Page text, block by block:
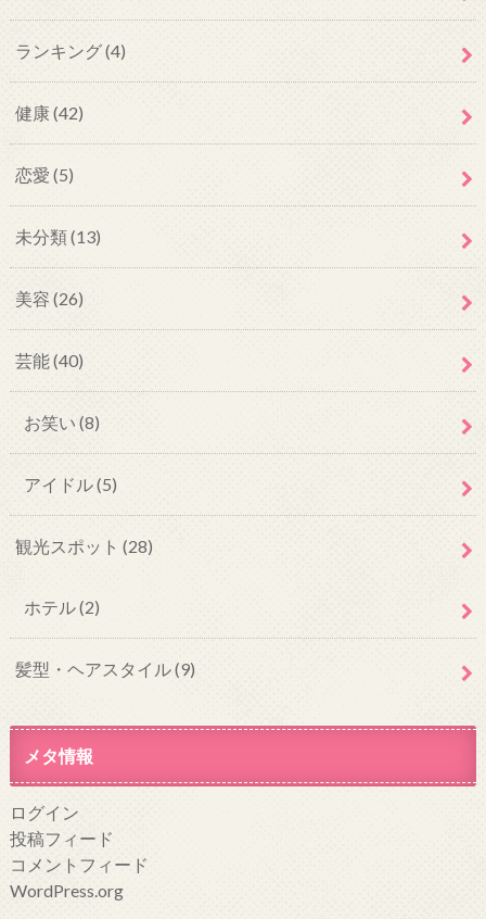
ランキング(4)
健康(42)
恋愛 (5)
未分類(13)
美容 (26)
芸能(40)
お笑い (8)
アイドル(5)
観光スポット (28)
ホテル(2)
髪型・ヘアスタイル(9)
メタ情報
ログイン
投稿フィード
コメントフィード
WordPress.org